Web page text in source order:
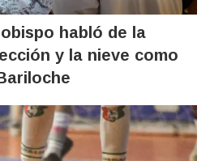
habló de la
y la nieve como